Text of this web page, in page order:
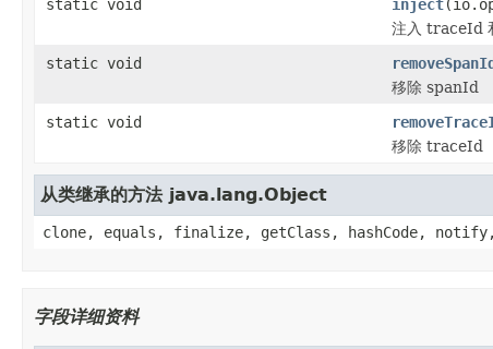
static void inject
注入 traceId
static void
移除 spanId
static void
移除 traceId
从类继承的方法 java.lang.Object
clone, equals, finalize, getClass, hashCode,
字段详细资料